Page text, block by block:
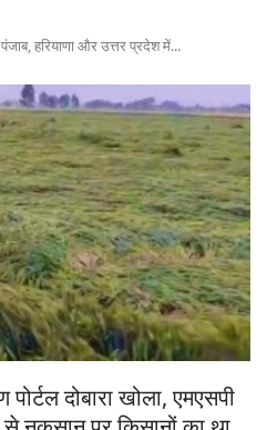
हरियाणा और उत्तर प्रदेश में...
दोबारा खोला, एमएसपी